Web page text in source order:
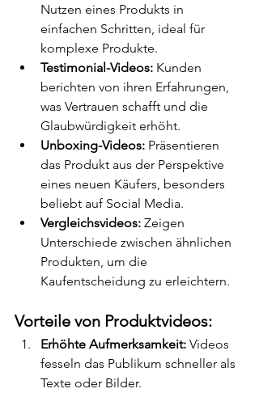
Nutzen eines Produkts in
einfachen Schritten, ideal für
komplexe Produkte.
Testimonial-Videos: Kunden
berichten von ihren Erfahrungen,
was Vertrauen schafft und die
Glaubwürdigkeit erhöht.
Unboxing-Videos: Präsentieren
das Produkt aus der Perspektive
eines neuen Käufers, besonders
beliebt auf Social Media.
Vergleichsvideos: Zeigen
Unterschiede zwischen ähnlichen
Produkten, um die
Kaufentscheidung zu erleichtern.
Vorteile von Produktvideos:
Erhöhte Aufmerksamkeit: Videos
fesseln das Publikum schneller als
Texte oder Bilder.